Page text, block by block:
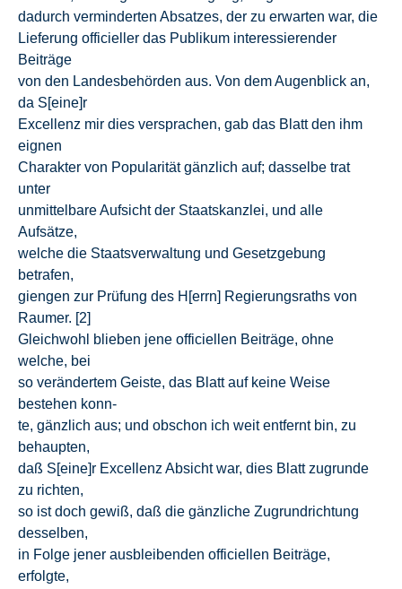
dadurch verminderten Absatzes, der zu erwarten war, die
Lieferung officieller das Publikum interessierender
Beiträge
von den Landesbehörden aus. Von dem Augenblick an,
da S[eine]r
Excellenz mir dies versprachen, gab das Blatt den ihm
eignen
Charakter von Popularität gänzlich auf; dasselbe trat
unter
unmittelbare Aufsicht der Staatskanzlei, und alle
Aufsätze,
welche die Staatsverwaltung und Gesetzgebung
betrafen,
giengen zur Prüfung des H[errn] Regierungsraths von
Raumer. [2]
Gleichwohl blieben jene officiellen Beiträge, ohne
welche, bei
so verändertem Geiste, das Blatt auf keine Weise
bestehen konn-
te, gänzlich aus; und obschon ich weit entfernt bin, zu
behaupten,
daß S[eine]r Excellenz Absicht war, dies Blatt zugrunde
zu richten,
so ist doch gewiß, daß die gänzliche Zugrundrichtung
desselben,
in Folge jener ausbleibenden officiellen Beiträge,
erfolgte,